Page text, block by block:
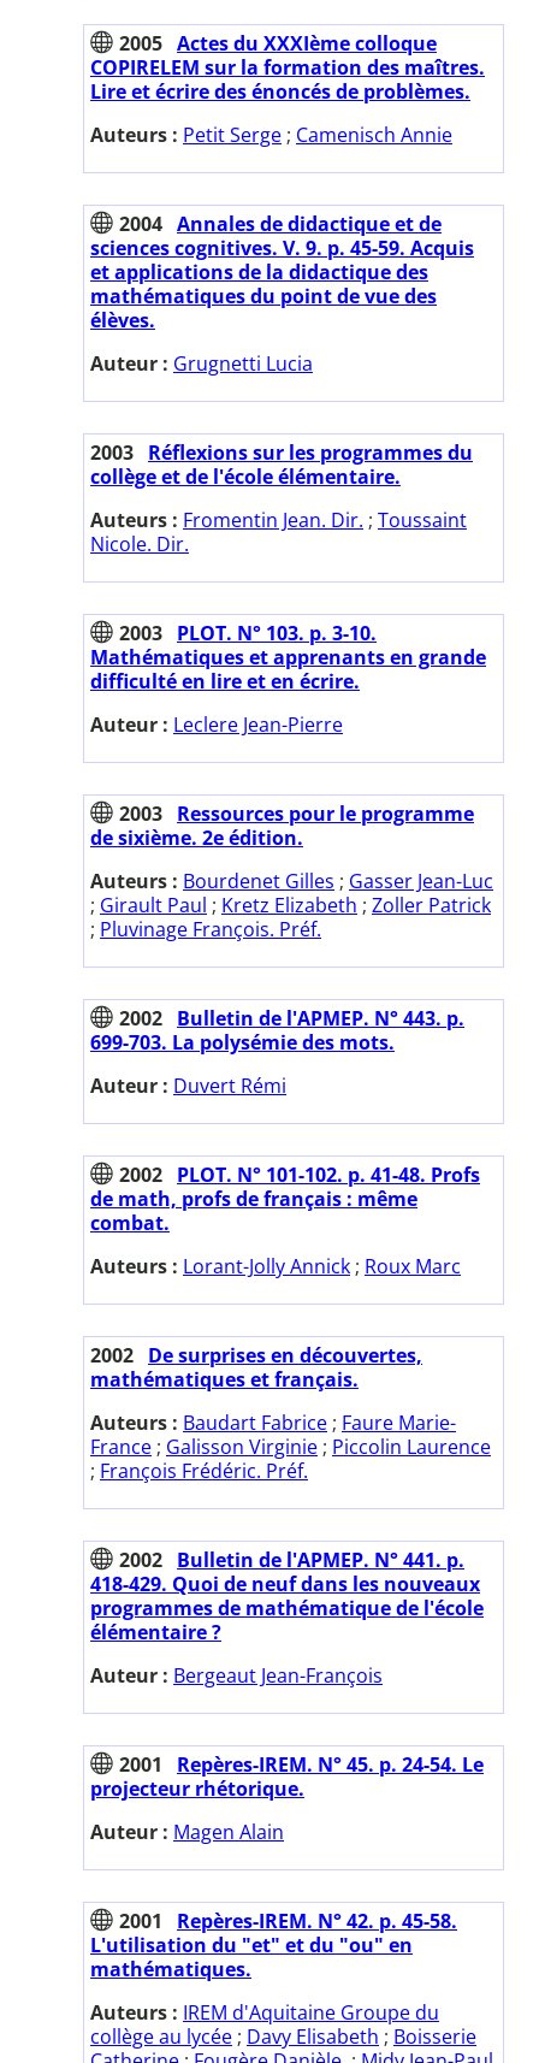
2005 Actes du XXXIème colloque
COPIRELEM sur la formation des maîtres.
Lire et écrire des énoncés de problèmes.
Auteurs : Petit Serge ; Camenisch Annie
2004 Annales de didactique et de
sciences cognitives. V. 9. p. 45-59. Acquis
et applications de la didactique des
mathématiques du point de vue des
élèves.
Auteur : Grugnetti Lucia
2003 Réflexions sur les programmes du
collège et de l'école élémentaire.
Auteurs : Fromentin Jean. Dir. ; Toussaint
Nicole. Dir.
2003 PLOT. N° 103. p. 3-10.
Mathématiques et apprenants en grande
difficulté en lire et en écrire.
Auteur : Leclere Jean-Pierre
2003 Ressources pour le programme
de sixième. 2e édition.
Auteurs : Bourdenet Gilles ; Gasser Jean-Luc
; Girault Paul ; Kretz Elizabeth ; Zoller Patrick
; Pluvinage François. Préf.
2002 Bulletin de l'APMEP. N° 443. p.
699-703. La polysémie des mots.
Auteur : Duvert Rémi
2002 PLOT. N° 101-102. p. 41-48. Profs
de math, profs de français : même
combat.
Auteurs : Lorant-Jolly Annick ; Roux Marc
2002 De surprises en découvertes,
mathématiques et français.
Auteurs : Baudart Fabrice ; Faure Marie-
France ; Galisson Virginie ; Piccolin Laurence
; François Frédéric. Préf.
2002 Bulletin de l'APMEP. N° 441. p.
418-429. Quoi de neuf dans les nouveaux
programmes de mathématique de l'école
élémentaire ?
Auteur : Bergeaut Jean-François
2001
Repères-IREM. N° 45. p. 24-54. Le
projecteur rhétorique.
Auteur : Magen Alain
2001
Repères-IREM. N° 42. p. 45-58.
L'utilisation du "et" et du "ou" en
mathématiques.
Auteurs : IREM d'Aquitaine Groupe du
collège au lycée ; Davy Elisabeth ; Boisserie